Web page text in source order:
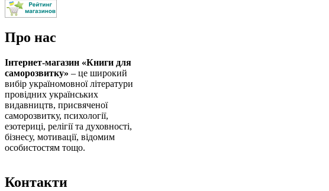
Про нас
Інтернет-магазин «Книги для
саморозвитку» – це широкий
вибір україномовної літератури
провідних українських
видавництв, присвяченої
саморозвитку, психології,
езотериці, релігії та духовності,
бізнесу, мотивації, відомим
особистостям тощо.
Контакти